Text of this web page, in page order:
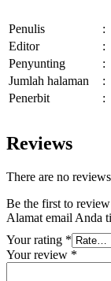
Penulis :
Editor
:
Penyunting
:
Jumlah halaman
:
Penerbit
:
Reviews
There are no
Be the first to
Alamat email Anda
Your rating *
Your review *